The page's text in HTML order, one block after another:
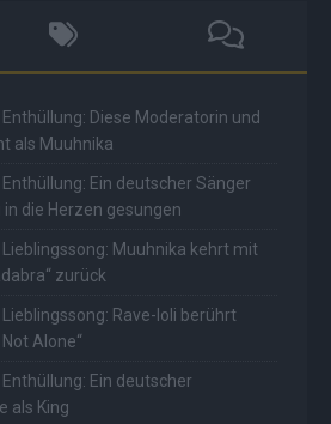
Diese Moderatorin und
als Muuhnika
Ein deutscher Sänger
in die Herzen gesungen
Muuhnika kehrt mit
zurück
Rave-Ioli berührt
Alone“
Ein deutscher
als King